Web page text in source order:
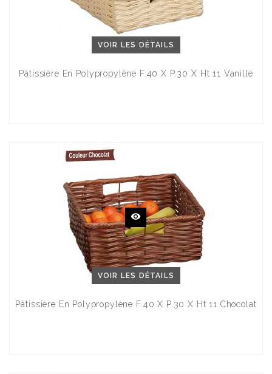
VOIR LES DÉTAILS
Pâtissière En Polypropylène F.40 X P.30 X Ht 11 Vanille
VOIR LES DÉTAILS
Pâtissière En Polypropylène F.40 X P.30 X Ht 11 Chocolat